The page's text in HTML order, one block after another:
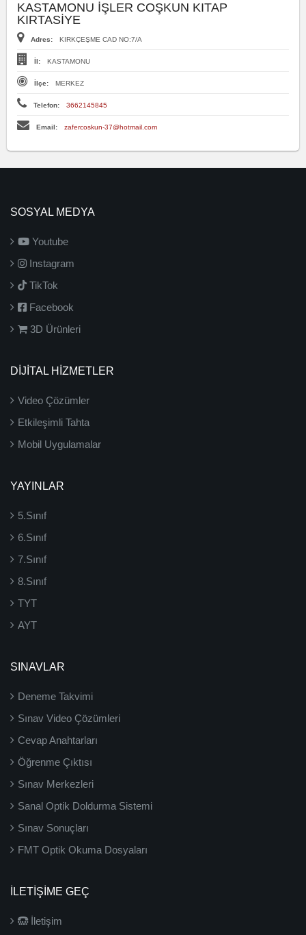
KASTAMONU İŞLER COŞKUN KITAP
KIRTASİYE
Adres: KIRKÇEŞME CAD NO:7/A
İl: KASTAMONU
İlçe: MERKEZ
Telefon: 3662145845
Email: zafercoskun-37@hotmail.com
SOSYAL MEDYA
Youtube
Instagram
TikTok
Facebook
3D Ürünleri
DİJİTAL HİZMETLER
Video Çözümler
Etkileşimli Tahta
Mobil Uygulamalar
YAYINLAR
5.Sınıf
6.Sınıf
7.Sınıf
8.Sınıf
TYT
AYT
SINAVLAR
Deneme Takvimi
Sınav Video Çözümleri
Cevap Anahtarları
Öğrenme Çıktısı
Sınav Merkezleri
Sanal Optik Doldurma Sistemi
Sınav Sonuçları
FMT Optik Okuma Dosyaları
İLETIŞIME GEÇ
İletişim